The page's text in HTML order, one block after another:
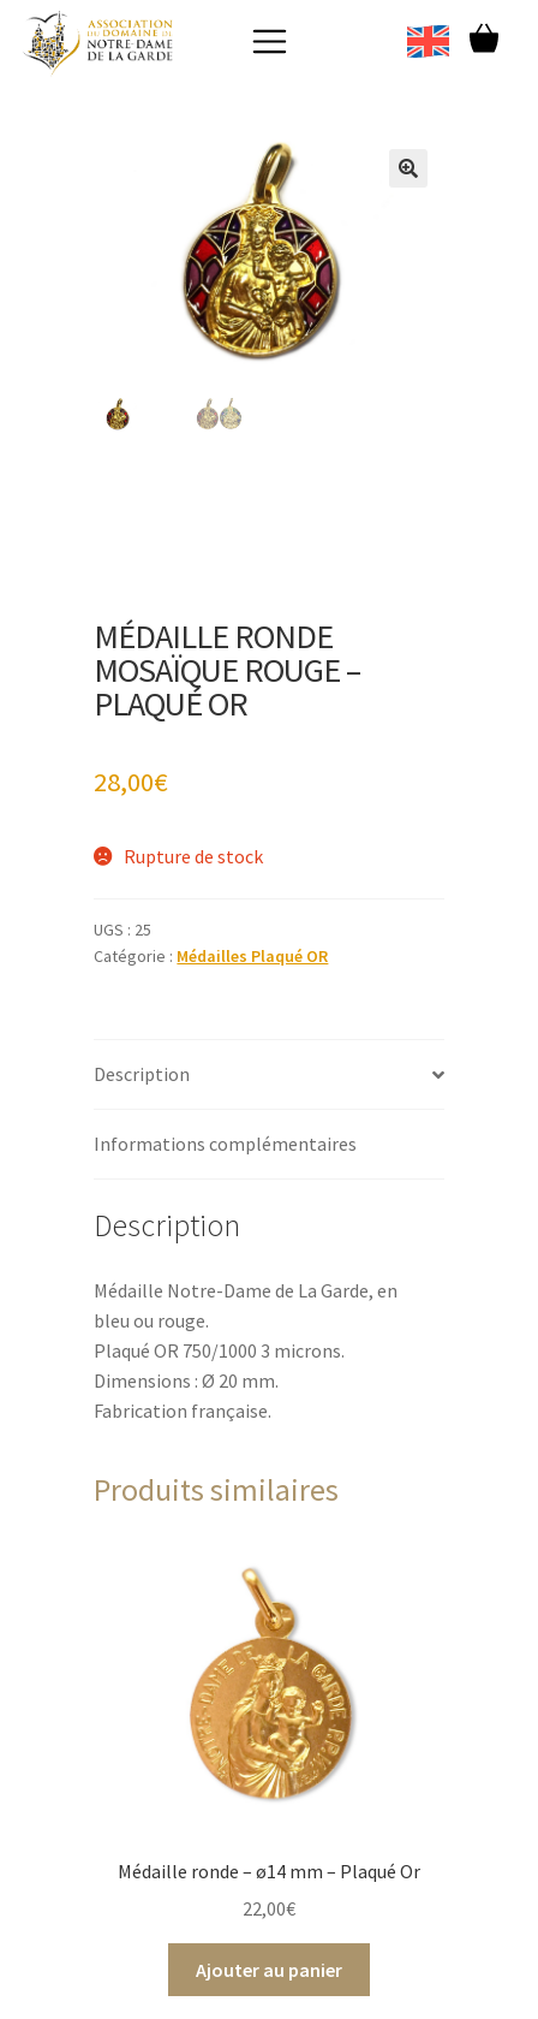
MÉDAILLE RONDE
MOSAÏQUE ROUGE –
PLAQUÉ OR
28,00€
Rupture de stock
UGS : 25
Catégorie : Médailles Plaqué OR
Description
Informations complémentaires
Description
Médaille Notre-Dame de La Garde, en
bleu ou rouge.
Plaqué OR 750/1000 3 microns.
Dimensions : Ø 20 mm.
Fabrication française.
Produits similaires
Médaille ronde – ø14 mm – Plaqué Or
22,00€
Ajouter au panier